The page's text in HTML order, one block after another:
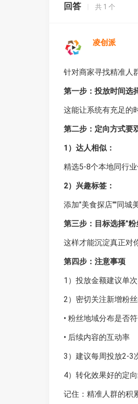
回答 | 共 1 个
凌创派
针对商家寻找精准人
第一步：投放时间选
这能让系统有充足的
第二步：定向方式要
1）达人相似：
精选5-8个本地同行
2）兴趣标签：
添加"美食探店""同城
第三步：目标选择"粉
这样才能沉淀真正对
第四步：注意事项
1）投放金额建议单
2）密切关注新增粉
• 粉丝地域分布是否
• 后续内容的互动率
3）建议每周投放2-3
4）转化效果好的定
记住：精准人群的积